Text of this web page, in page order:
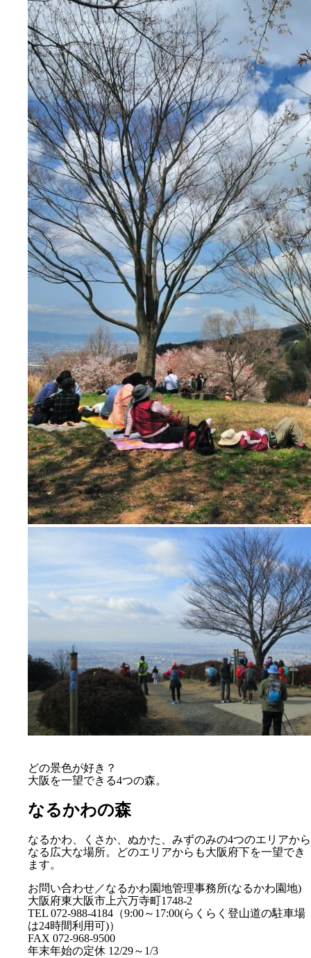
どの景色が好き？
大阪を一望できる4つの森。
なるかわの森
なるかわ、くさか、ぬかた、みずのみの4つのエリアから
なる広大な場所。どのエリアからも大阪府下を一望でき
ます。
お問い合わせ／なるかわ園地管理事務所(なるかわ園地)
大阪府東大阪市上六万寺町1748-2
TEL 072-988-4184（9:00～17:00(らくらく登山道の駐車場
は24時間利用可)）
FAX 072-968-9500
年末年始の定休 12/29～1/3